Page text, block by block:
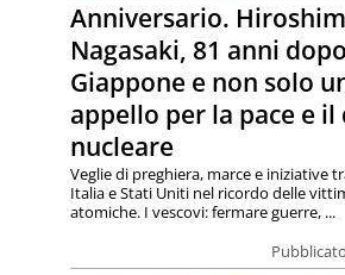
Anniversario.
Nagasaki, 81 anni
Giappone e non solo
appello per la pace e
nucleare
Veglie di preghiera, marce e iniziative
Italia e Stati Uniti nel ricordo delle
atomiche. I vescovi: fermare guerre, ...